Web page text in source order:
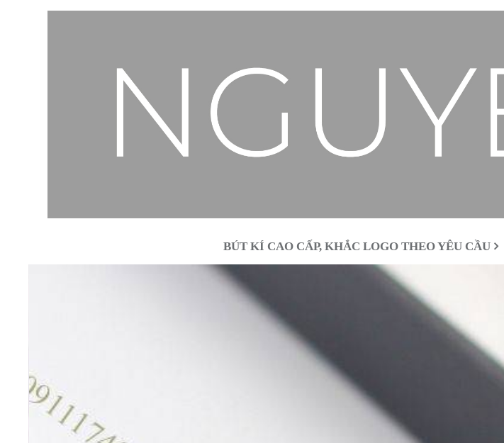
BÚT KÍ CAO CẤP, KHẮC LOGO THEO YÊU CẦU